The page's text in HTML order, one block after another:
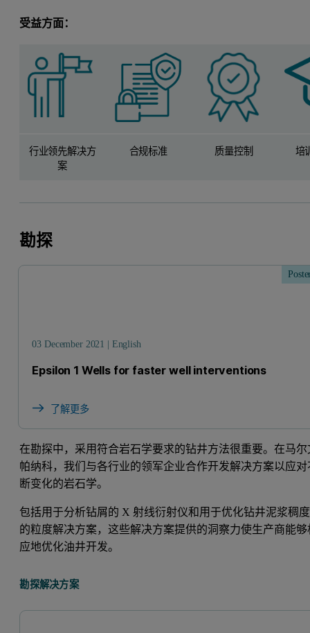
受益方面：
行业领先解决方
案
合规标准 质量控制 培
勘探
03 December 2021 | English
Epsilon 1 Wells for faster well interventions
了解更多
在勘探中，采用符合岩石学要求的钻井方法很重要。在马尔
帕纳科，我们与各行业的领军企业合作开发解决方案以应对
断变化的岩石学。
包括用于分析钻屑的 X 射线衍射仪和用于优化钻井泥浆稠度
的粒度解决方案，这些解决方案提供的洞察力使生产商能够
应地优化油井开发。
勘探解决方案